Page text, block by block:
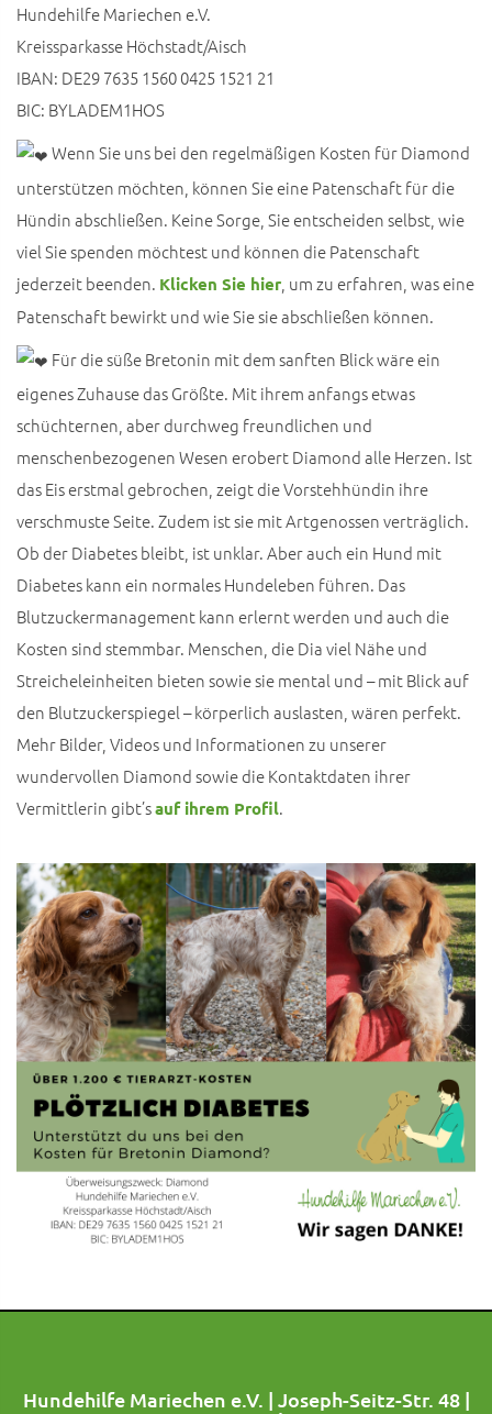
Hundehilfe Mariechen e.V.
Kreissparkasse Höchstadt/Aisch
IBAN: DE29 7635 1560 0425 1521 21
BIC: BYLADEM1HOS
Wenn Sie uns bei den regelmäßigen Kosten für Diamond
unterstützen möchten, können Sie eine Patenschaft für die
Hündin abschließen. Keine Sorge, Sie entscheiden selbst, wie
viel Sie spenden möchtest und können die Patenschaft
jederzeit beenden. Klicken Sie hier , um zu erfahren, was eine
Patenschaft bewirkt und wie Sie sie abschließen können.
Für die süße Bretonin mit dem sanften Blick wäre ein
eigenes Zuhause das Größte. Mit ihrem anfangs etwas
schüchternen, aber durchweg freundlichen und
menschenbezogenen Wesen erobert Diamond alle Herzen. Ist
das Eis erstmal gebrochen, zeigt die Vorstehhündin ihre
verschmuste Seite. Zudem ist sie mit Artgenossen verträglich.
Ob der Diabetes bleibt, ist unklar. Aber auch ein Hund mit
Diabetes kann ein normales Hundeleben führen. Das
Blutzuckermanagement kann erlernt werden und auch die
Kosten sind stemmbar. Menschen, die Dia viel Nähe und
Streicheleinheiten bieten sowie sie mental und – mit Blick auf
den Blutzuckerspiegel – körperlich auslasten, wären perfekt.
Mehr Bilder, Videos und Informationen zu unserer
wundervollen Diamond sowie die Kontaktdaten ihrer
Vermittlerin gibt’sauf ihrem Profil.
Hundehilfe Mariechen e.V. | Joseph-Seitz-Str. 48 |